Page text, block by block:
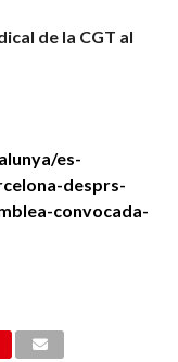
de la CGT al
es-
desprs-
convocada-